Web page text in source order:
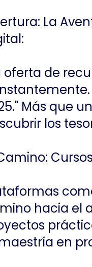
La
oferta de
Más que
los
hacia el
en